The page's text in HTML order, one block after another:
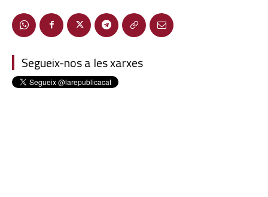
Segueix-nos a les xarxes